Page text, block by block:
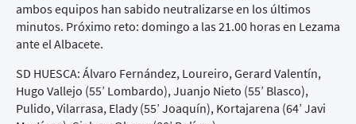
ambos equipos han sabido neutralizarse en los últimos
minutos. Próximo reto: domingo a las 21.00 horas en Lezama
ante el Albacete.
SD HUESCA: Álvaro Fernández, Loureiro, Gerard Valentín,
Hugo Vallejo (55’ Lombardo), Juanjo Nieto (55’ Blasco),
Pulido, Vilarrasa, Elady (55’ Joaquín), Kortajarena (64’ Javi